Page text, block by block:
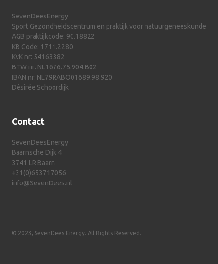
SevenDeesEnergy
Sport Gezondheidscentrum en praktijk voor natuurgeneeskunde
AGB praktijkcode: 90.18822
KB Code: 1711.2280
KvK nr: 54163382
BTW nr: NL1676.75.904.B02
IBAN nr: NL79RABO01689.98.920
Désirée Schoordijk
Contact
SevenDeesEnergy
Baarnsche Dijk 4
3741 LR Baarn
+31(0)653717056
info@SevenDees.nl
© 2023, SevenDees Energy. All Rights Reserved.